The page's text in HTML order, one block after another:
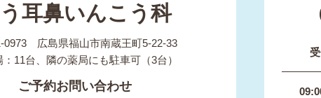
耳鼻いんこう科
0973 広島県福山市南蔵王町5-22-33
：11台、隣の薬局にも駐車可（3台）
ご予約お問い合わせ